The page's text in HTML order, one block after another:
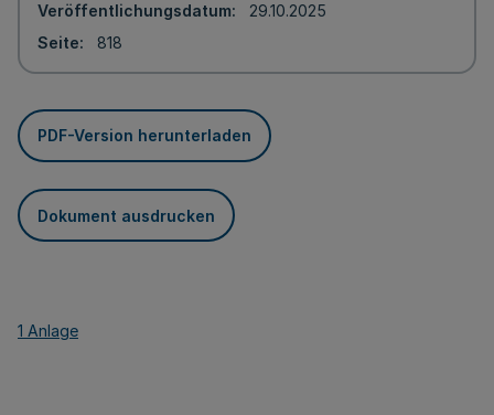
Veröffentlichungsdatum
29.10.2025
Seite
818
PDF-Version herunterladen
Dokument ausdrucken
1 Anlage